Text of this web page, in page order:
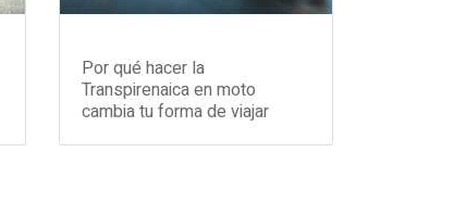
Por qué hacer la
Transpirenaica en moto
cambia tu forma de viajar